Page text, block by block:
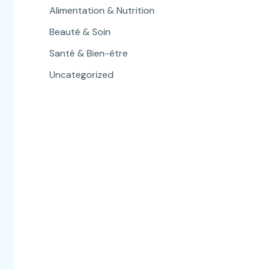
Alimentation & Nutrition
Beauté & Soin
Santé & Bien-être
Uncategorized